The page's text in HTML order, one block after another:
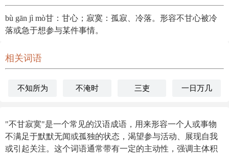
bù gān jì mò甘：甘心；寂寞：孤寂、冷落。形容不甘心被冷
落或急于想参与某件事情。
相关词语
不知所为 不淹时 三吏 一日万几
"不甘寂寞"是一个常见的汉语成语，用来形容一个人或事物
不满足于默默无闻或孤独的状态，渴望参与活动、展现自我
或引起关注。这个词语通常带有一定的主动性，强调主体积